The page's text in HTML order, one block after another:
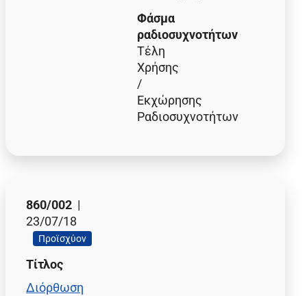
Φάσμα
ραδιοσυχνοτήτων
Τέλη
Χρήσης
/
Εκχώρησης
Ραδιοσυχνοτήτων
860/002 |
23/07/18
Προϊσχύον
Τίτλος
Διόρθωση